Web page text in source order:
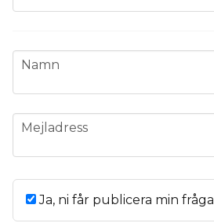
name
Namn
email
Mejladress
Ja, ni får publicera min fråga